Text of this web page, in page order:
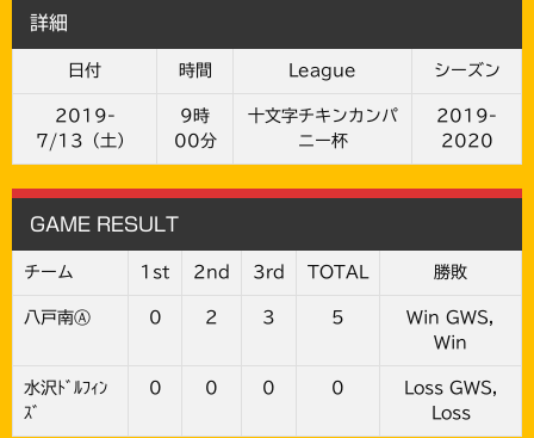
詳細
日付 時間 League シーズン
2019-
7/13（土）
9時
00分
十文字チキンカンパ
ニー杯
2019-
2020
GAME RESULT
チーム 1st 2nd 3rd TOTAL 勝敗
八戸南Ⓐ 0 2 3 5
Win GWS,
Win
水沢ﾄﾞﾙﾌｨﾝ
ｽﾞ
0 0 0 0
Loss GWS,
Loss